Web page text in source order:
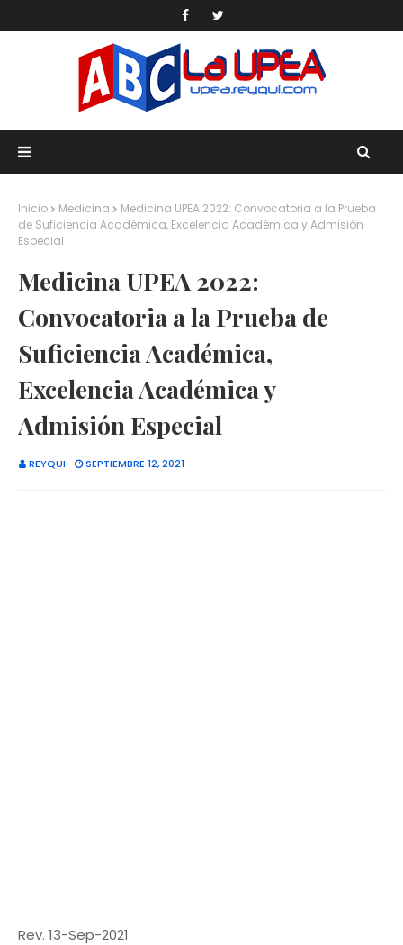
Inicio Medicina
Medicina UPEA 2022: Convocatoria a la Prueba
de Suficiencia Académica, Excelencia Académica y Admisión
Especial
Medicina UPEA 2022:
Convocatoria a la Prueba de
Suficiencia Académica,
Excelencia Académica y
Admisión Especial
REYQUI SEPTIEMBRE 12, 2021
Rev. 13-Sep-2021